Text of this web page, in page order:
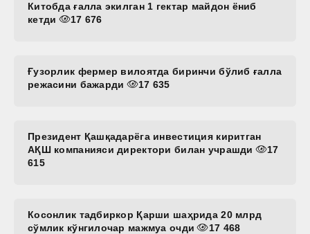
Китобда ғалла экилган 1 гектар майдон ёниб
кетди
17 676
Ғузорлик фермер вилоятда биринчи бўлиб ғалла
режасини бажарди
17 635
Президент Қашқадарёга инвестиция киритган
АҚШ компанияси директори билан учрашди
17
615
Косонлик тадбиркор Қарши шаҳрида 20 млрд
сўмлик кўнгилочар мажмуа очди
17 468